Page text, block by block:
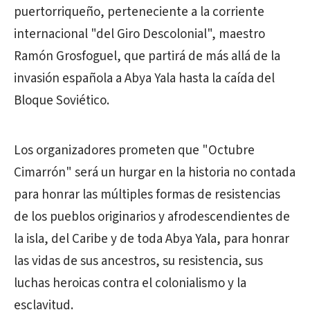
puertorriqueño, perteneciente a la corriente
internacional "del Giro Descolonial", maestro
Ramón Grosfoguel, que partirá de más allá de la
invasión española a Abya Yala hasta la caída del
Bloque Soviético.
Los organizadores prometen que "Octubre
Cimarrón" será un hurgar en la historia no contada
para honrar las múltiples formas de resistencias
de los pueblos originarios y afrodescendientes de
la isla, del Caribe y de toda Abya Yala, para honrar
las vidas de sus ancestros, su resistencia, sus
luchas heroicas contra el colonialismo y la
esclavitud.